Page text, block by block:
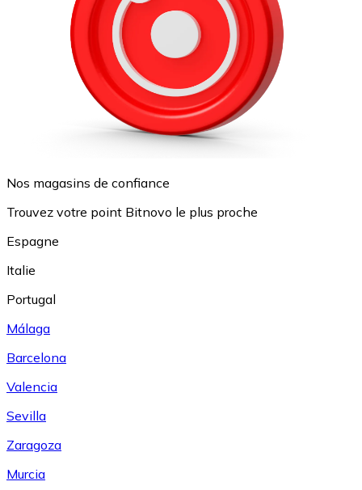
Nos magasins de confiance
Trouvez votre point Bitnovo le plus proche
Espagne
Italie
Portugal
Málaga
Barcelona
Valencia
Sevilla
Zaragoza
Murcia